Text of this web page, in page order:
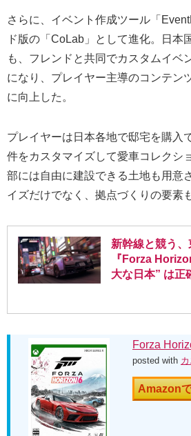
さらに、イベント作成ツール「
ド版の「CoLab」として進化。日本
も、フレンドと共同でカスタムイベ
になり、プレイヤー主導のコンテン
に向上した。
プレイヤーは日本各地で邸宅を購入
件をカスタマイズして愛車コレクシ
部には自由に建設できる土地も用意
イズだけでなく、拠点づくりの要素
新幹線と競う
『Forza
大な日本” は正
Forza
posted with
Amazon